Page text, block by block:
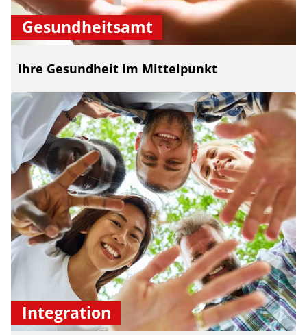
Gesundheitsamt
Ihre Gesundheit im Mittelpunkt
Integration